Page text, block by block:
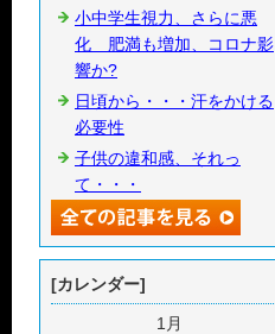
小中学生視力、さらに悪
化 肥満も増加、コロナ影
響か?
日頃から・・・汗をかける
必要性
子供の違和感、それっ
て・・・
[カレンダー]
1月